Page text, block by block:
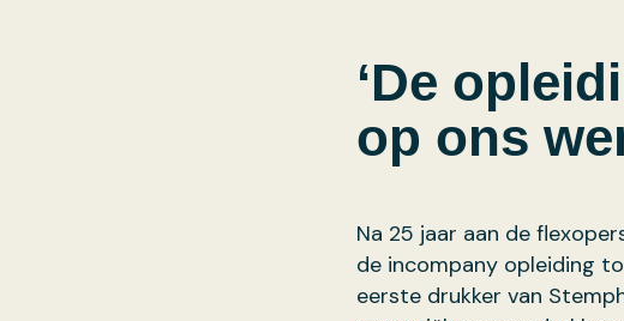
‘De
op ons
Na 25 jaar aan de
de incompany opleiding
eerste drukker van